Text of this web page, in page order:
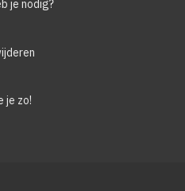
je nodig?
je zo!